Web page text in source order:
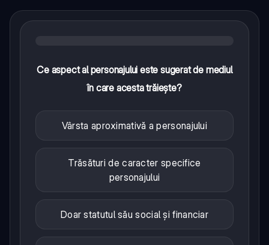
Ce aspect al personajului este sugerat de mediul
în care acesta trăiește?
Vârsta aproximativă a personajului
Trăsături de caracter specifice
personajului
Doar statutul său social și financiar